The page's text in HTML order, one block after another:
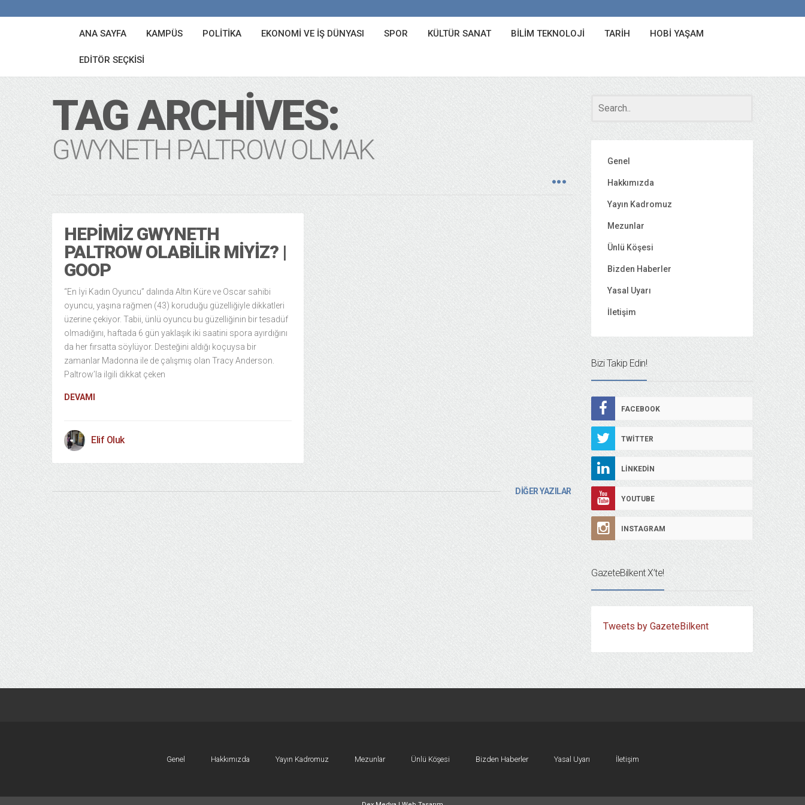
ANA SAYFA KAMPÜS POLITIKA EKONOMI VE İŞ DÜNYASI SPOR KÜLTÜR SANAT BILIM TEKNOLOJI TARIH HOBI YAŞAM
EDITÖR SEÇKISI
TAG ARCHIVES:
GWYNETH PALTROW OLMAK
HEPIMIZ GWYNETH
PALTROW OLABILIR MIYIZ? |
GOOP
“En İyi Kadın Oyuncu” dalında Altın Küre ve Oscar sahibi
oyuncu, yaşına rağmen (43) koruduğu güzelliğiyle dikkatleri
üzerine çekiyor. Tabii, ünlü oyuncu bu güzelliğinin bir tesadüf
olmadığını, haftada 6 gün yaklaşık iki saatini spora ayırdığını
da her fırsatta söylüyor. Desteğini aldığı koçuysa bir
zamanlar Madonna ile de çalışmış olan Tracy Anderson.
Paltrow’la ilgili dikkat çeken
DEVAMI
Elif Oluk
DİĞER YAZILAR
Genel
Hakkımızda
Yayın Kadromuz
Mezunlar
Ünlü Köşesi
Bizden Haberler
Yasal Uyarı
İletişim
Bizi Takip Edin!
FACEBOOK
TWITTER
LINKEDIN
YOUTUBE
INSTAGRAM
GazeteBilkent X’te!
Tweets by GazeteBilkent
Genel Hakkımızda Yayın Kadromuz Mezunlar Ünlü Köşesi Bizden Haberler Yasal Uyarı İletişim